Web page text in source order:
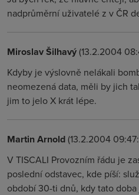
nadprůměrní uživatelé z v ČR
Miroslav Šilhavý(13.2.2004
Kdyby je výslovně nelákali
neomezená data, měli by jich
jim to jelo X krát lépe.
Martin Arnold(13.2.2004
V TISCALI Provozním řádu je
poslední odstavec, kde píší:
období 30-ti dnů, kdy tato